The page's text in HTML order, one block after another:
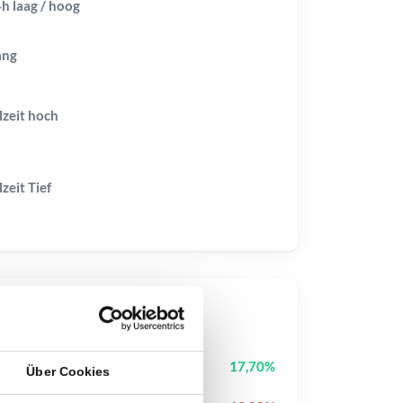
Über Cookies
laag / hoog
hoch
Tief
Plume PLUME 17,70%